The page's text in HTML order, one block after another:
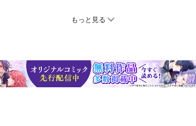
もっと見る